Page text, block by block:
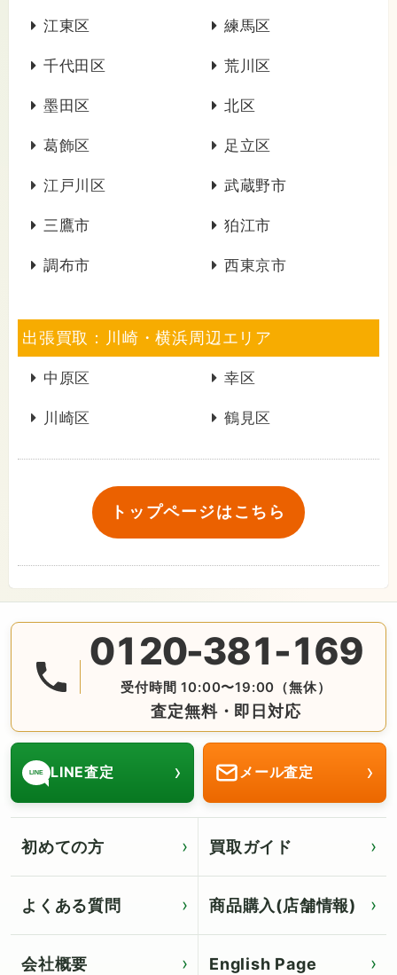
江東区 練馬区
千代田区 荒川区
墨田区 北区
葛飾区 足立区
江戸川区 武蔵野市
三鷹市 狛江市
調布市 西東京市
出張買取：川崎・横浜周辺エリア
中原区 幸区
川崎区 鶴見区
トップページはこちら
0120-381-169
受付時間 10:00〜19:00（無休）
査定無料・即日対応
無料の電話査定・見積もり お問合せは番号をタップ♪
LINE LINE査定 › メール査定 ›
初めての方 買取ガイド
よくある質問 商品購入(店舗情報)
会社概要 English Page